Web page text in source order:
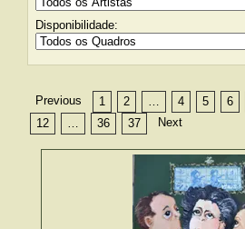
Disponibilidade:
Previous 1 2 … 4 5 6
12
… 36 37 Next